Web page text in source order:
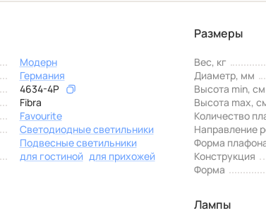
Модерн
Германия
4634-4P
Fibra
Favourite
Светодиодные светильники
Подвесные светильники
для гостиной для прихожей
Размеры
Вес, кг
Диаметр, мм
Высота min, см
Высота max,
Количество
Направление
Форма
Конструкция
Форма
Лампы